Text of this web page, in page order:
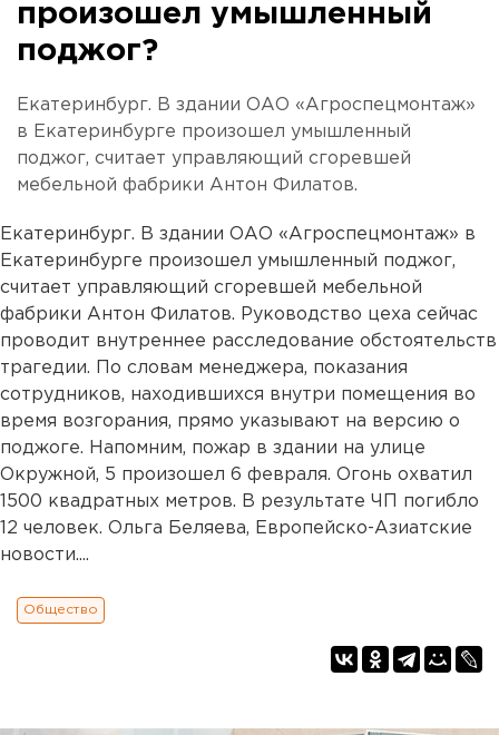
произошел умышленный
поджог?
Екатеринбург. В здании ОАО «Агроспецмонтаж»
в Екатеринбурге произошел умышленный
поджог, считает управляющий сгоревшей
мебельной фабрики Антон Филатов.
Екатеринбург. В здании ОАО «Агроспецмонтаж» в
Екатеринбурге произошел умышленный поджог,
считает управляющий сгоревшей мебельной
фабрики Антон Филатов. Руководство цеха сейчас
проводит внутреннее расследование обстоятельств
трагедии. По словам менеджера, показания
сотрудников, находившихся внутри помещения во
время возгорания, прямо указывают на версию о
поджоге. Напомним, пожар в здании на улице
Окружной, 5 произошел 6 февраля. Огонь охватил
1500 квадратных метров. В результате ЧП погибло
12 человек. Ольга Беляева, Европейско-Азиатские
новости....
Общество